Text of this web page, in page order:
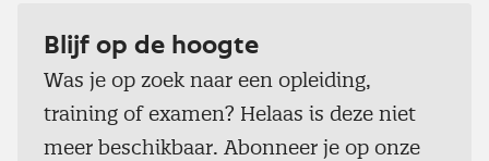
Blijf op de hoogte
Was je op zoek naar een opleiding,
training of examen? Helaas is deze niet
meer beschikbaar. Abonneer je op onze